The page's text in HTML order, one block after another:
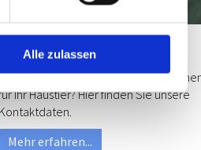
Alle zulassen
haben Fragen oder benötigen
Ihr Haustier? Hier finden Sie unsere
Kontaktdaten.
Mehr erfahren...